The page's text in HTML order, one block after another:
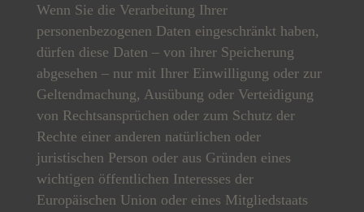
Wenn Sie die Verarbeitung Ihrer
personenbezogenen Daten eingeschränkt haben,
dürfen diese Daten – von ihrer Speicherung
abgesehen – nur mit Ihrer Einwilligung oder zur
Geltendmachung, Ausübung oder Verteidigung
von Rechtsansprüchen oder zum Schutz der
Rechte einer anderen natürlichen oder
juristischen Person oder aus Gründen eines
wichtigen öffentlichen Interesses der
Europäischen Union oder eines Mitgliedstaats